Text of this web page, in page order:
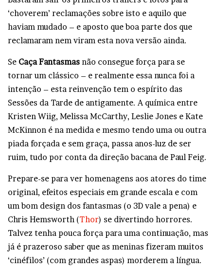
‘choverem’ reclamações sobre isto e aquilo que
haviam mudado – e aposto que boa parte dos que
reclamaram nem viram esta nova versão ainda.
Se Caça Fantasmas não consegue força para se
tornar um clássico – e realmente essa nunca foi a
intenção – esta reinvenção tem o espírito das
Sessões da Tarde de antigamente. A química entre
Kristen Wiig, Melissa McCarthy, Leslie Jones e Kate
McKinnon é na medida e mesmo tendo uma ou outra
piada forçada e sem graça, passa anos-luz de ser
ruim, tudo por conta da direção bacana de Paul Feig.
Prepare-se para ver homenagens aos atores do time
original, efeitos especiais em grande escala e com
um bom design dos fantasmas (o 3D vale a pena) e
Chris Hemsworth (Thor) se divertindo horrores.
Talvez tenha pouca força para uma continuação, mas
já é prazeroso saber que as meninas fizeram muitos
‘cinéfilos’ (com grandes aspas) morderem a língua.